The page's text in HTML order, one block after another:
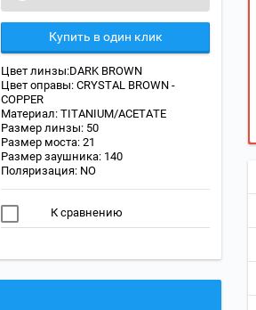
Купить в один клик
Цвет линзы:DARK BROWN
Цвет оправы: CRYSTAL BROWN -
COPPER
Материал: TITANIUM/ACETATE
Размер линзы: 50
Размер моста: 21
Размер заушника: 140
Поляризация: NO
К сравнению